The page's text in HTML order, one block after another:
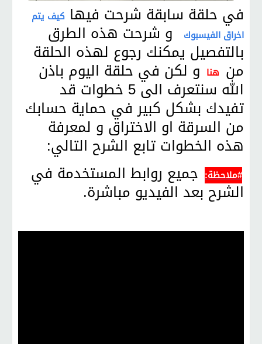
في حلقة سابقة شرحت فيها كيف يتم
اخراق الفيسبوك
و شرحت هذه الطرق
بالتفصيل يمكنك رجوع لهذه الحلقة
من هنا و لكن في حلقة اليوم باذن
الله سنتعرف الى 5 خطوات قد
تفيدك بشكل كبير في حماية حسابك
من السرقة او الاختراق و لمعرفة
هذه الخطوات تابع الشرح التالي:
#ملاحظة: جميع روابط المستخدمة في
الشرح بعد الفيديو مباشرة.